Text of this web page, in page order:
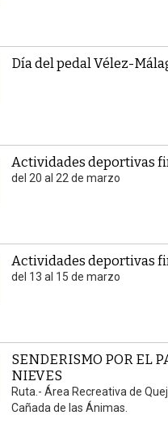
Día del pedal Vélez-
Actividades deportivas
del 20 al 22 de marzo
Actividades deportivas
del 13 al 15 de marzo
SENDERISMO POR EL
NIEVES
Ruta.- Área Recreativa de
Cañada de las Ánimas.